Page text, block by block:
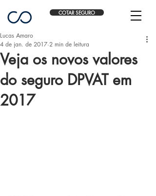
COTAR SEGURO
Veja os novos valores
do seguro DPVAT em
2017
Lucas Amaro
4 de jan. de 2017 2 min de leitura